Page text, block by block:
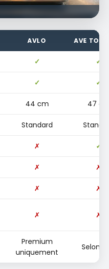
AVLO AVE
✓ ✓
✓ ✓
44 cm 47
Standard
✗ ✓
✗ ✗
✗ ✗
✗ ✗
Premium
uniquement
Selon